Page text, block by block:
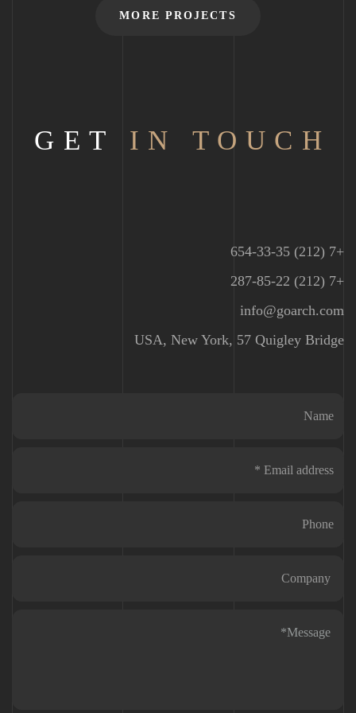
MORE PROJECTS
GET IN TOUCH
+7 (212) 654-33-35
+7 (212) 287-85-22
info@goarch.com
USA, New York, 57 Quigley Bridge